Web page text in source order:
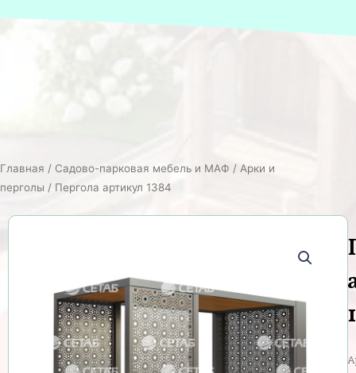
Главная / Садово-парковая мебель и МАФ / Арки и
перголы / Пергола артикул 1384